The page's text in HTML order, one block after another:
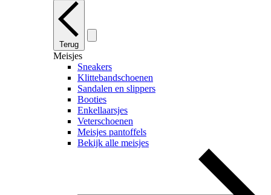
Terug
Meisjes
Sneakers
Klittebandschoenen
Sandalen en slippers
Booties
Enkellaarsjes
Veterschoenen
Meisjes pantoffels
Bekijk alle meisjes